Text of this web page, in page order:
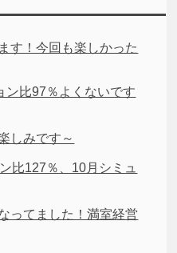
す！今回も楽しかった
ン比97％よくないです
しみです～
比127％、10月シミュ
ってました！満室経営